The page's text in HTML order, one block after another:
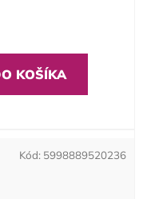
KOŠÍKA
Kód: 5998889520236